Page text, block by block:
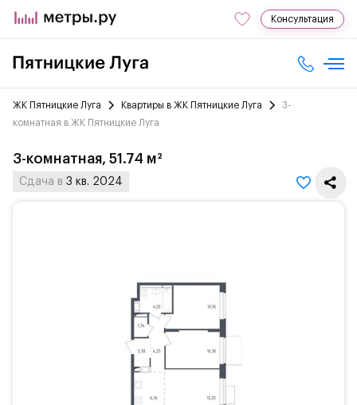
Консультация
ЖК Пятницкие Луга Квартиры в ЖК Пятницкие Луга
3-
комнатная в ЖК Пятницкие Луга
3-комнатная, 51.74 м²
Сдача в 3 кв. 2024